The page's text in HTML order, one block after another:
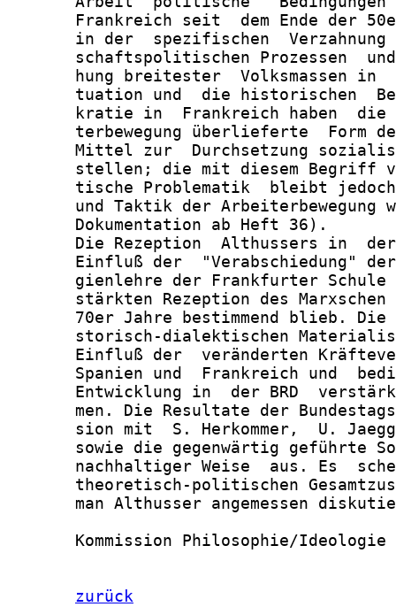
Frankreich seit  dem Ende der
in der  spezifischen
schaftspolitischen Prozessen
hung breitester  Volksmassen in
tuation und  die historischen
kratie in  Frankreich haben
terbewegung überlieferte  Form
Mittel zur  Durchsetzung
stellen; die mit diesem Begriff
tische Problematik  bleibt
und Taktik der Arbeiterbewegung
       Dokumentation ab Heft 36).
Die Rezeption  Althussers in
Einfluß der  "Verabschiedung"
gienlehre der Frankfurter
stärkten Rezeption des
70er Jahre bestimmend blieb.
storisch-dialektischen
Einfluß der  veränderten
Spanien und  Frankreich und
Entwicklung in  der BRD
men. Die Resultate der
sion mit  S. Herkommer,  U.
sowie die gegenwärtig geführte
nachhaltiger Weise  aus. Es
theoretisch-politischen
man Althusser angemessen
       Kommission Philosophie/Ideologie
zurück